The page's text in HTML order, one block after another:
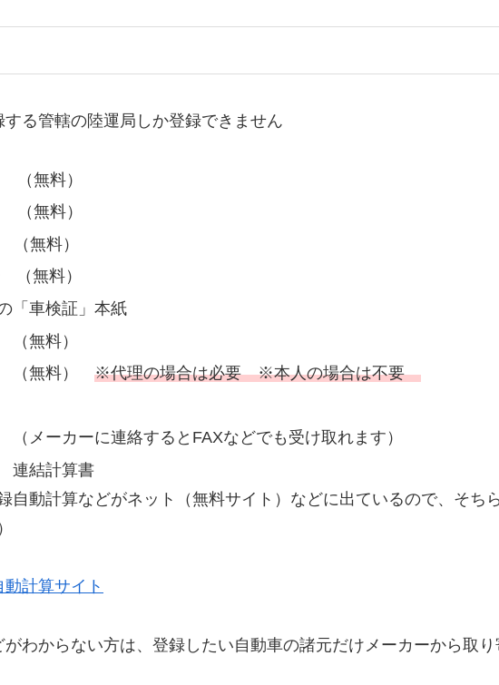
る管轄の陸運局しか登録できません
無料）
無料）
無料）
（無料）
「車検証」本紙
無料）
料） ※代理の場合は必要 ※本人の場合は不要
ーカーに連絡するとFAXなどでも受け取れます）
連結計算書
自動計算などがネット（無料サイト）などに出ているので、そち
動計算サイト
わからない方は、登録したい自動車の諸元だけメーカーから取り